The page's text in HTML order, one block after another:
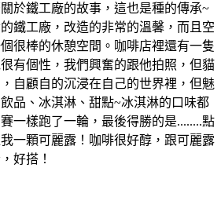
於鐵工廠的故事，這也是種的傳承~
鐵工廠，改造的非常的溫馨，而且空
很棒的休憩空間。咖啡店裡還有一隻
有個性，我們興奮的跟他拍照，但貓
自顧自的沉浸在自己的世界裡，但魅
品、冰淇淋、甜點~冰淇淋的口味都
一樣跑了一輪，最後得勝的是........點
一顆可麗露！咖啡很好醇，跟可麗露
好搭！